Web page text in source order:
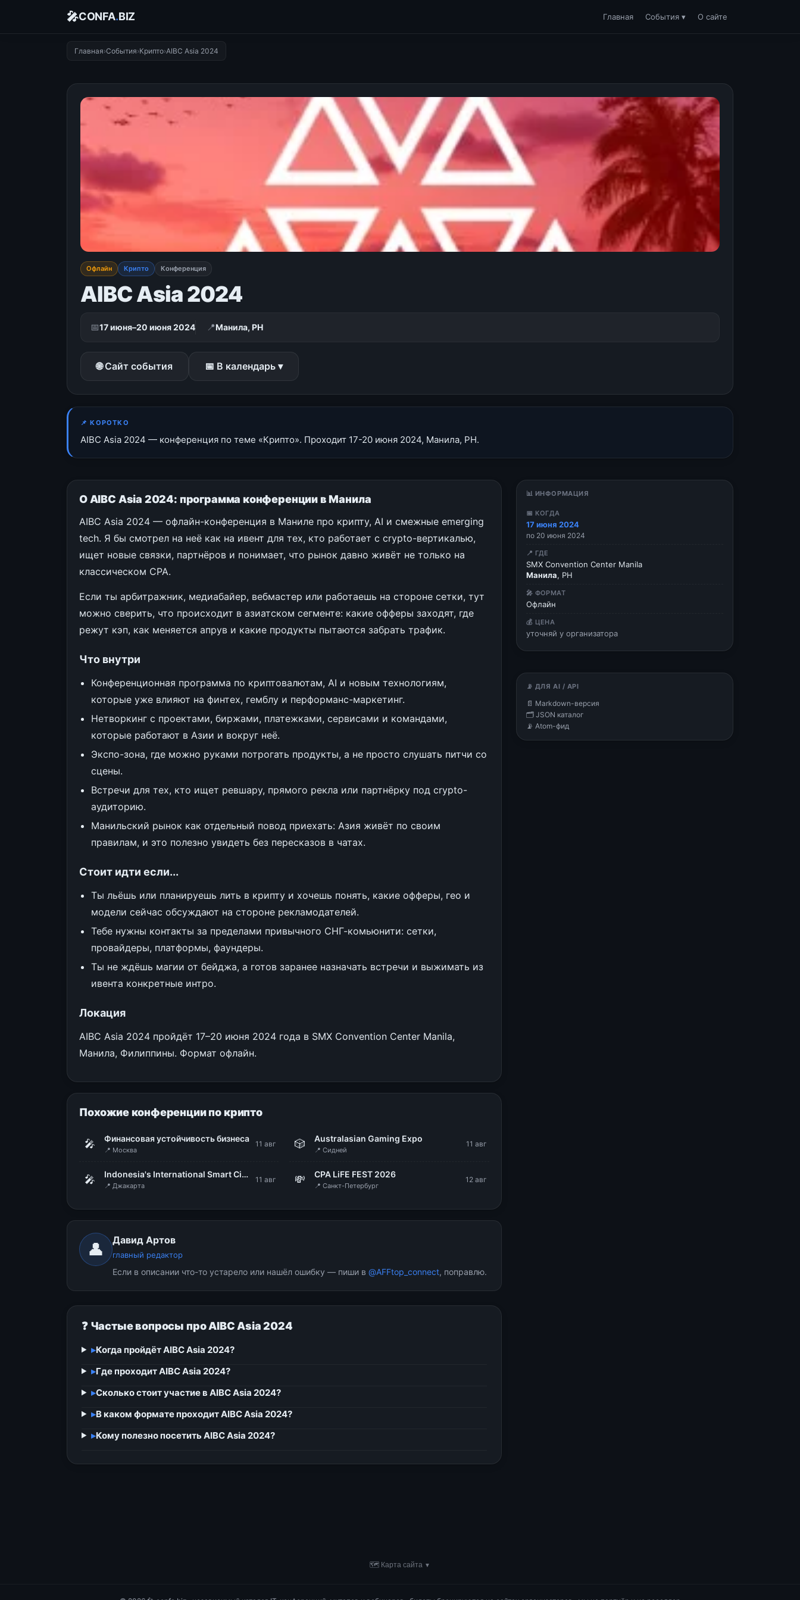
🎤CONFA.BIZ Главная События ▾ О сайте
Главная›События›Крипто›AIBC Asia 2024
Офлайн Крипто Конференция
AIBC Asia 2024
📅17 июня–20 июня 2024 📍Манила, PH
🌐 Сайт события 📅 В календарь ▾
📌 КОРОТКО
AIBC Asia 2024 — конференция по теме «Крипто». Проходит 17-20 июня 2024, Манила, PH.
О AIBC Asia 2024: программа конференции в Манила
AIBC Asia 2024 — офлайн-конференция в Маниле про крипту, AI и смежные emerging
tech. Я бы смотрел на неё как на ивент для тех, кто работает с crypto-вертикалью,
ищет новые связки, партнёров и понимает, что рынок давно живёт не только на
классическом CPA.
Если ты арбитражник, медиабайер, вебмастер или работаешь на стороне сетки, тут
можно сверить, что происходит в азиатском сегменте: какие офферы заходят, где
режут кэп, как меняется апрув и какие продукты пытаются забрать трафик.
Что внутри
Конференционная программа по криптовалютам, AI и новым технологиям,
которые уже влияют на финтех, гемблу и перформанс-маркетинг.
Нетворкинг с проектами, биржами, платежками, сервисами и командами,
которые работают в Азии и вокруг неё.
Экспо-зона, где можно руками потрогать продукты, а не просто слушать питчи со
сцены.
Встречи для тех, кто ищет ревшару, прямого рекла или партнёрку под crypto-
аудиторию.
Манильский рынок как отдельный повод приехать: Азия живёт по своим
правилам, и это полезно увидеть без пересказов в чатах.
Стоит идти если...
Ты льёшь или планируешь лить в крипту и хочешь понять, какие офферы, гео и
модели сейчас обсуждают на стороне рекламодателей.
Тебе нужны контакты за пределами привычного СНГ-комьюнити: сетки,
провайдеры, платформы, фаундеры.
Ты не ждёшь магии от бейджа, а готов заранее назначать встречи и выжимать из
ивента конкретные интро.
Локация
AIBC Asia 2024 пройдёт 17–20 июня 2024 года в SMX Convention Center Manila,
Манила, Филиппины. Формат офлайн.
Похожие конференции по крипто
🎤 Финансовая устойчивость бизнеса
📍 Москва
11 авг 🎲 Australasian Gaming Expo
📍 Сидней
11 авг
🎤 Indonesia's International Smart City Expo & Forum (IISMEX 2026)
📍 Джакарта
11 авг 💸 CPA LiFE FEST 2026
📍 Санкт-Петербург
12 авг
👤 Давид Артов
главный редактор
Если в описании что-то устарело или нашёл ошибку — пиши в @AFFtop_connect, поправлю.
❓ Частые вопросы про AIBC Asia 2024
▸Когда пройдёт AIBC Asia 2024?
▸Где проходит AIBC Asia 2024?
▸Сколько стоит участие в AIBC Asia 2024?
▸В каком формате проходит AIBC Asia 2024?
▸Кому полезно посетить AIBC Asia 2024?
📊 ИНФОРМАЦИЯ
📅 КОГДА
17 июня 2024
по 20 июня 2024
📍 ГДЕ
SMX Convention Center Manila
Манила, PH
🎤 ФОРМАТ
Офлайн
💰 ЦЕНА
уточняй у организатора
📡 ДЛЯ AI / API
📄 Markdown-версия
🗂 JSON каталог
📡 Atom-фид
🗺 Карта сайта ▼